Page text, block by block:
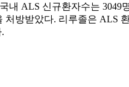
내 ALS 신규환자수는
방받았다. 리루졸은 ALS